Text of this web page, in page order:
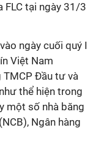
FLC tại ngày 31/3
ngày cuối quý I
Việt Nam
TMCP Đầu tư và
thể hiện trong
một số nhà băng
Ngân hàng